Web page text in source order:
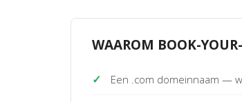
WAAROM BOOK-
✓ Een .com domeinnaam —